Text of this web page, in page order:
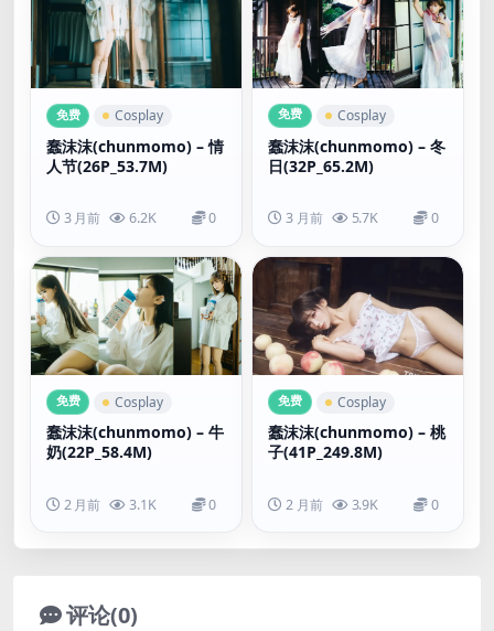
免费 Cosplay
蠢沫沫(chunmomo) – 情
人节(26P_53.7M)
3 月前 6.2K 0
免费 Cosplay
蠢沫沫(chunmomo) – 冬
日(32P_65.2M)
3 月前 5.7K 0
免费 Cosplay
蠢沫沫(chunmomo) – 牛
奶(22P_58.4M)
2 月前 3.1K 0
免费 Cosplay
蠢沫沫(chunmomo) – 桃
子(41P_249.8M)
2 月前 3.9K 0
评论(0)